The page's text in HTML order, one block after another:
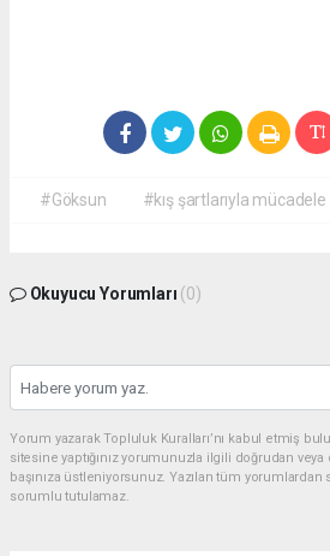
#Göksun #kış şartlarıyla mücadele
Okuyucu Yorumları (0)
Yorum yazarak Topluluk Kuralları’nı kabul etmiş
sitesine yaptığınız yorumunuzla ilgili doğrudan
başınıza üstleniyorsunuz. Yazılan tüm
sorumlu tutulamaz.